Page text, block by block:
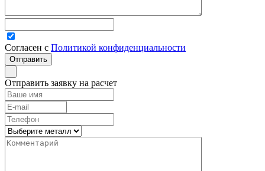
Согласен с Политикой конфиденциальности
Отправить заявку на расчет